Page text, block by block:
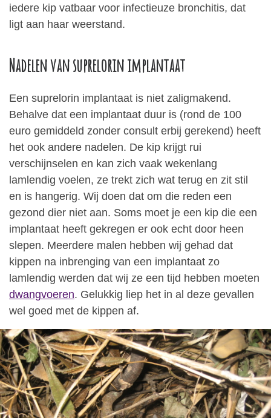
iedere kip vatbaar voor infectieuze bronchitis, dat
ligt aan haar weerstand.
Nadelen van suprelorin implantaat
Een suprelorin implantaat is niet zaligmakend.
Behalve dat een implantaat duur is (rond de 100
euro gemiddeld zonder consult erbij gerekend) heeft
het ook andere nadelen. De kip krijgt rui
verschijnselen en kan zich vaak wekenlang
lamlendig voelen, ze trekt zich wat terug en zit stil
en is hangerig. Wij doen dat om die reden een
gezond dier niet aan. Soms moet je een kip die een
implantaat heeft gekregen er ook echt door heen
slepen. Meerdere malen hebben wij gehad dat
kippen na inbrenging van een implantaat zo
lamlendig werden dat wij ze een tijd hebben moeten
dwangvoeren. Gelukkig liep het in al deze gevallen
wel goed met de kippen af.